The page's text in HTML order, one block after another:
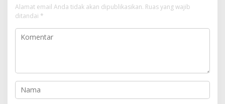
Alamat email Anda tidak akan dipublikasikan. Ruas yang wajib
ditandai *